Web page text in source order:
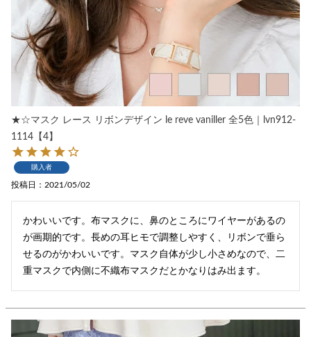
★☆マスク レース リボンデザイン le reve vaniller 全5色｜lvn912-
1114【4】
購入者
投稿日 2021/05/02
かわいいです。布マスクに、鼻のところにワイヤーがあるの
が画期的です。長めの耳ヒモで調整しやすく、リボンで垂ら
せるのがかわいいです。マスク自体が少し小さめなので、二
重マスクで内側に不織布マスクだとかなりはみ出ます。